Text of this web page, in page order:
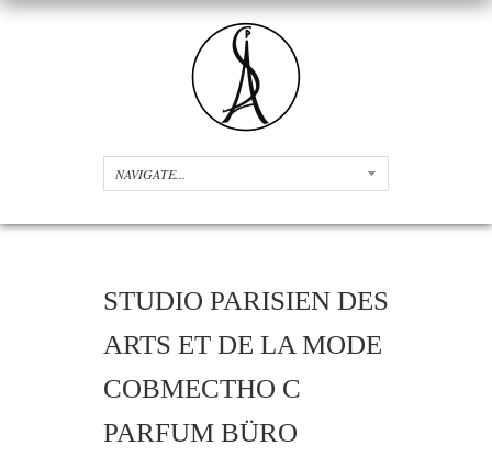
STUDIO PARISIEN DES
ARTS ET DE LA MODE
СОВМЕСТНО С
PARFUM BÜRO